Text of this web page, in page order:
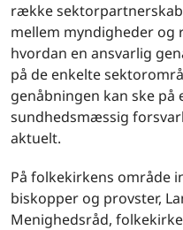
række
mellem myndigheder og
hvordan en ansvarlig
på de enkelte
genåbningen kan ske
sundhedsmæssig
aktuelt.
På folkekirkens område
biskopper og provster,
Menighedsråd,